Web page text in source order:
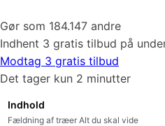
Gør som 184.147 andre
Indhent 3 gratis tilbud på
Modtag 3 gratis tilbud
Det tager kun 2 minutter
Indhold
Fældning af træer Alt du skal vide